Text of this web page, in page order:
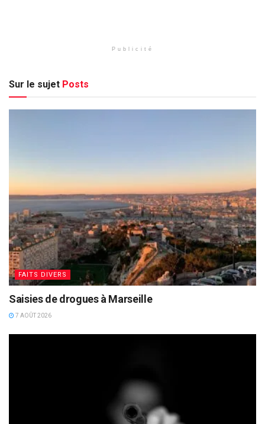
Publicité
Sur le sujet Posts
FAITS DIVERS
Saisies de drogues à Marseille
7 AOÛT 2026